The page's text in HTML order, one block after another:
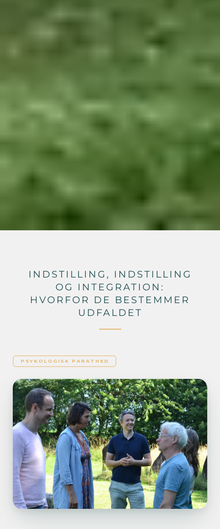
INDSTILLING, INDSTILLING
OG INTEGRATION:
HVORFOR DE BESTEMMER
UDFALDET
PSYKOLOGISK PARATHED